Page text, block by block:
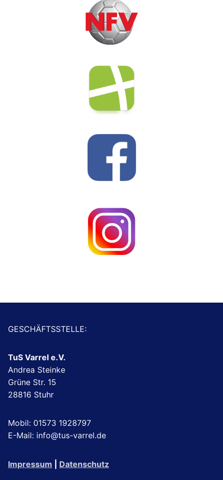
GESCHÄFTSSTELLE:
TuS Varrel e.V.
Andrea Steinke
Grüne Str. 15
28816 Stuhr
Mobil: 01573 1928797
E-Mail: info@tus-varrel.de
Impressum Datenschutz